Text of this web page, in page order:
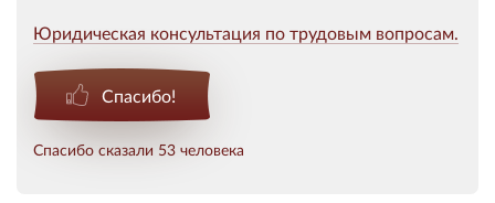
Юридическая консультация по трудовым вопросам.
Спасибо!
Спасибо сказали 53 человека